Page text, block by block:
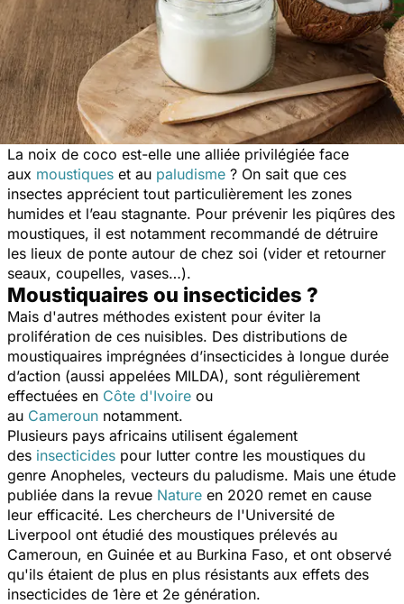
La noix de coco est-elle une alliée privilégiée face
aux moustiques et au paludisme ? On sait que ces
insectes apprécient tout particulièrement les zones
humides et l’eau stagnante. Pour prévenir les piqûres des
moustiques, il est notamment recommandé de détruire
les lieux de ponte autour de chez soi (vider et retourner
seaux, coupelles, vases…).
Moustiquaires ou insecticides ?
Mais d'autres méthodes existent pour éviter la
prolifération de ces nuisibles. Des distributions de
moustiquaires imprégnées d’insecticides à longue durée
d’action (aussi appelées MILDA), sont régulièrement
effectuées en Côte d'Ivoire ou
au Cameroun notamment.
Plusieurs pays africains utilisent également
des insecticides pour lutter contre les moustiques du
genre Anopheles, vecteurs du paludisme. Mais une étude
publiée dans la revue Nature en 2020 remet en cause
leur efficacité. Les chercheurs de l'Université de
Liverpool ont étudié des moustiques prélevés au
Cameroun, en Guinée et au Burkina Faso, et ont observé
qu'ils étaient de plus en plus résistants aux effets des
insecticides de 1ère et 2e génération.